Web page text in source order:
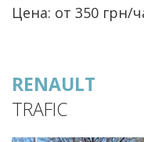
Цена: от 350 грн/
RENAULT
TRAFIC